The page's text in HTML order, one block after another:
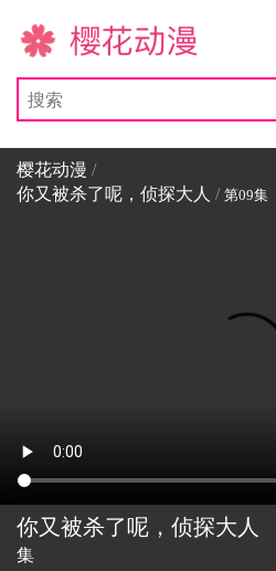
樱花动漫
樱花动漫 /
你又被杀了呢，侦探大人 / 第09集
你又被杀了呢，侦探大人
集